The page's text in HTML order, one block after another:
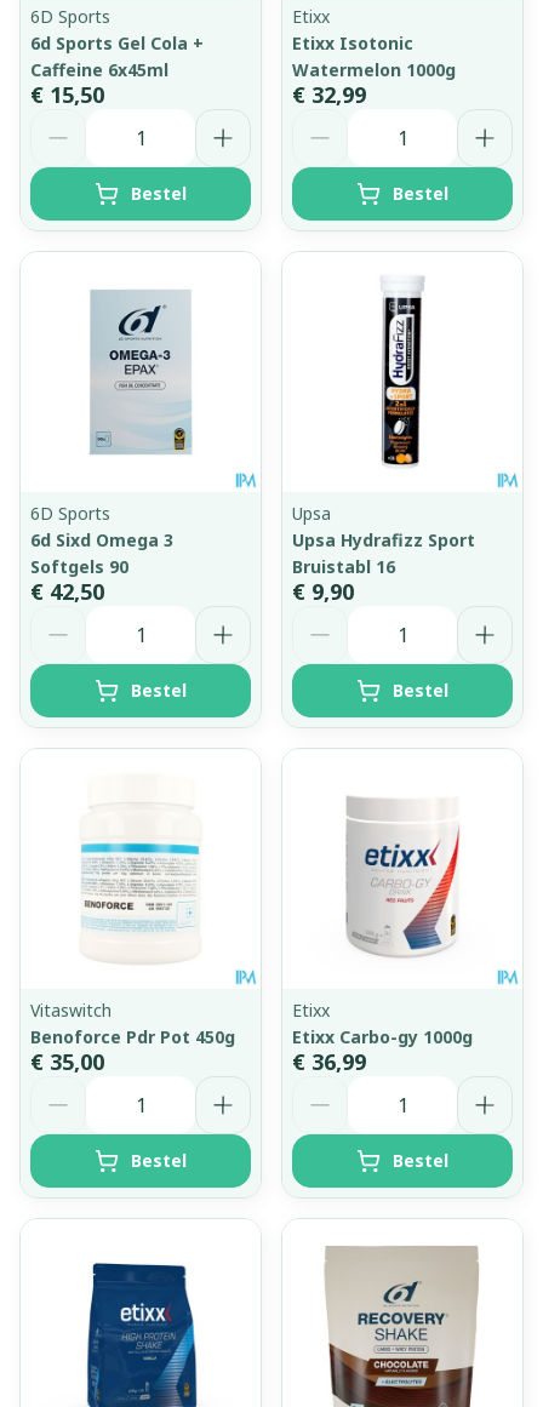
6D Sports
6d Sports Gel Cola +
Caffeine 6x45ml
€ 15,50
Bestel
Etixx
Etixx Isotonic
Watermelon 1000g
€ 32,99
Bestel
6D Sports
6d Sixd Omega 3
Softgels 90
€ 42,50
Bestel
Upsa
Upsa Hydrafizz Sport
Bruistabl 16
€ 9,90
Bestel
Vitaswitch
Benoforce Pdr Pot 450g
€ 35,00
Bestel
Etixx
Etixx Carbo-gy 1000g
€ 36,99
Bestel